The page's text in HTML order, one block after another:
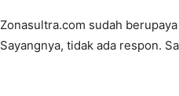
Zonasultra.com sudah
Sayangnya, tidak ada respon.